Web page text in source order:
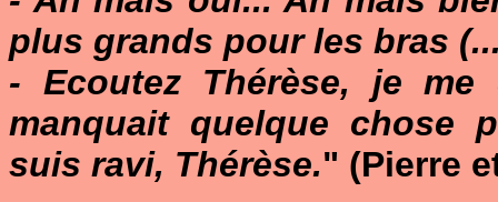
plus grands pour les bras
- Ecoutez Thérèse, je
manquait quelque chose
suis ravi, Thérèse." (Pierre